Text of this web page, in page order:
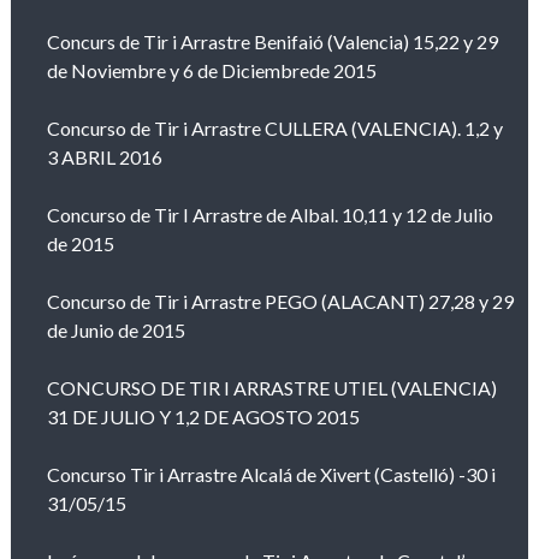
Concurs de Tir i Arrastre Benifaió (Valencia) 15,22 y 29
de Noviembre y 6 de Diciembrede 2015
Concurso de Tir i Arrastre CULLERA (VALENCIA). 1,2 y
3 ABRIL 2016
Concurso de Tir I Arrastre de Albal. 10,11 y 12 de Julio
de 2015
Concurso de Tir i Arrastre PEGO (ALACANT) 27,28 y 29
de Junio de 2015
CONCURSO DE TIR I ARRASTRE UTIEL (VALENCIA)
31 DE JULIO Y 1,2 DE AGOSTO 2015
Concurso Tir i Arrastre Alcalá de Xivert (Castelló) -30 i
31/05/15